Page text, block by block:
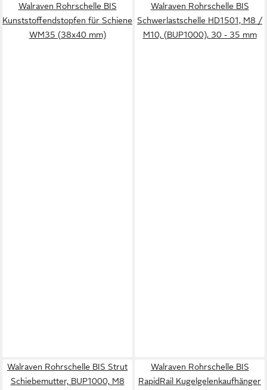
Walraven Rohrschelle BIS
Kunststoffendstopfen für Schiene
WM35 (38x40 mm)
Walraven Rohrschelle BIS
Schwerlastschelle HD1501, M8 /
M10, (BUP1000), 30 - 35 mm
Walraven Rohrschelle BIS Strut
Schiebemutter, BUP1000, M8
Walraven Rohrschelle BIS
RapidRail Kugelgelenkaufhänger